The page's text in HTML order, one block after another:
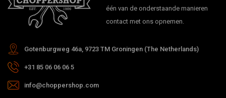
één van de onderstaande manieren
contact met ons opnemen.
Gotenburgweg 46a, 9723 TM Groningen (The Netherlands)
+31 85 06 06 06 5
info@choppershop.com